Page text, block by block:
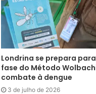
Londrina se prepara
fase do Método
combate à dengue
3 de julho de 2026